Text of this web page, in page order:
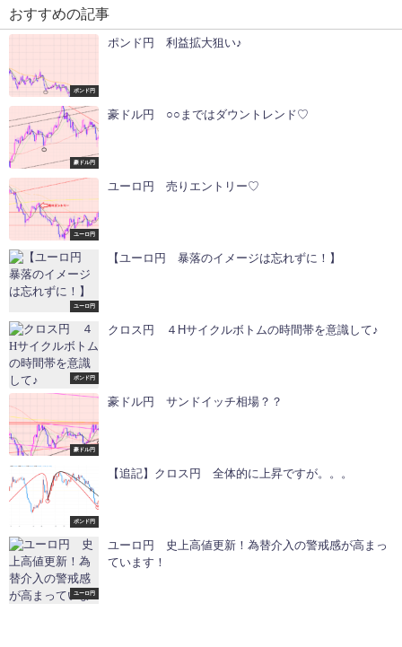
おすすめの記事
ポンド円
ポンド円 利益拡大狙い♪
豪ドル円
豪ドル円 ○○まではダウントレンド♡
ユーロ円
ユーロ円 売りエントリー♡
ユーロ円
【ユーロ円 暴落のイメージは忘れずに！】
ポンド円
クロス円 ４Hサイクルボトムの時間帯を意識して♪
豪ドル円
豪ドル円 サンドイッチ相場？？
ポンド円
【追記】クロス円 全体的に上昇ですが。。。
ユーロ円
ユーロ円 史上高値更新！為替介入の警戒感が高まっ
ています！